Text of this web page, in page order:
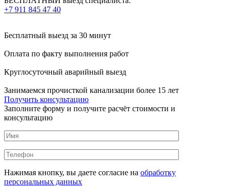
+7 911 845 47 40
Бесплатный выезд за 30 минут
Оплата по факту выполнения работ
Круглосуточный аварийный выезд
Занимаемся прочисткой канализации более 15 лет
Получить консультацию
Заполните форму и получите расчёт стоимости и
консультацию
Нажимая кнопку, вы даете согласие на обработку
персональных данных